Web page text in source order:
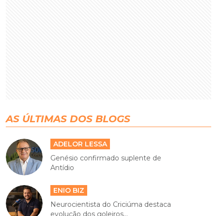
AS ÚLTIMAS DOS BLOGS
ADELOR LESSA
Genésio confirmado suplente de
Antídio
ENIO BIZ
Neurocientista do Criciúma destaca
evolução dos goleiros...